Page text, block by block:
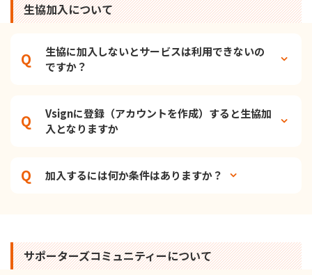
生協加入について
生協に加入しないとサービスは利用できないの
ですか？
Vsignに登録（アカウントを作成）すると生協加
入となりますか
加入するには何か条件はありますか？
サポーターズコミュニティーについて